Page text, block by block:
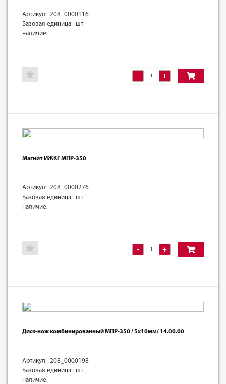
Артикул: 208_0000116
Базовая единица: шт
наличие:
- +
Магнит ИЖКГ МПР-350
Артикул: 208_0000276
Базовая единица: шт
наличие:
- +
Диск-нож комбинированный МПР-350 / 5х10мм/ 14.00.00
Артикул: 208_0000198
Базовая единица: шт
наличие: